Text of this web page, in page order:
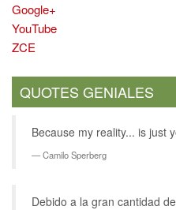
Google+
YouTube
ZCE
QUOTES GENIALES
Because my reality... is just
Camilo Sperberg
Debido a la gran cantidad